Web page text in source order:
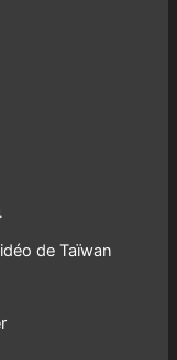
de Taïwan